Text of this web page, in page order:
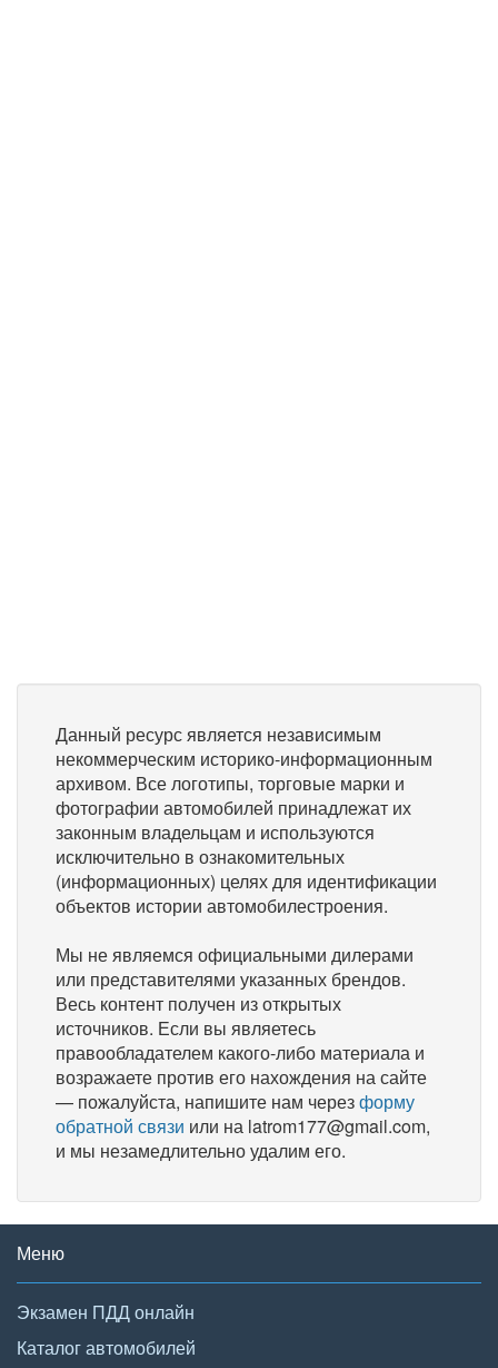
Данный ресурс является независимым
некоммерческим историко-информационным
архивом. Все логотипы, торговые марки и
фотографии автомобилей принадлежат их
законным владельцам и используются
исключительно в ознакомительных
(информационных) целях для идентификации
объектов истории автомобилестроения.
Мы не являемся официальными дилерами
или представителями указанных брендов.
Весь контент получен из открытых
источников. Если вы являетесь
правообладателем какого-либо материала и
возражаете против его нахождения на сайте
— пожалуйста, напишите нам черезформу
обратной связи или на latrom177@gmail.com,
и мы незамедлительно удалим его.
Меню
Экзамен ПДД онлайн
Каталог автомобилей